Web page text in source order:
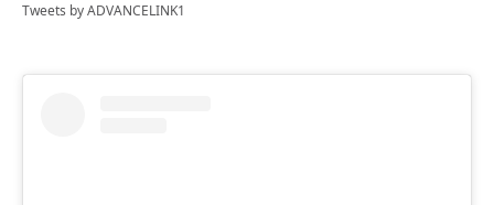
Tweets by ADVANCELINK1